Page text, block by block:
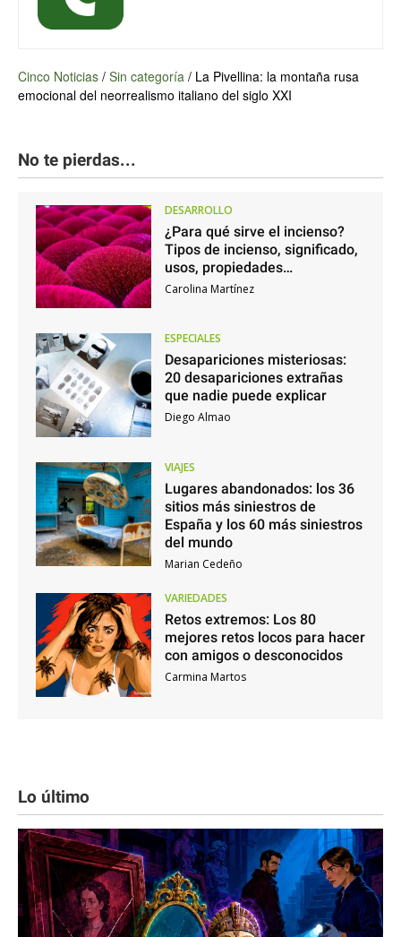
Cinco Noticias / Sin categoría / La Pivellina: la montaña rusa
emocional del neorrealismo italiano del siglo XXI
No te pierdas...
DESARROLLO
¿Para qué sirve el incienso?
Tipos de incienso, significado,
usos, propiedades…
Carolina Martínez
ESPECIALES
Desapariciones misteriosas:
20 desapariciones extrañas
que nadie puede explicar
Diego Almao
VIAJES
Lugares abandonados: los 36
sitios más siniestros de
España y los 60 más siniestros
del mundo
Marian Cedeño
VARIEDADES
Retos extremos: Los 80
mejores retos locos para hacer
con amigos o desconocidos
Carmina Martos
Lo último